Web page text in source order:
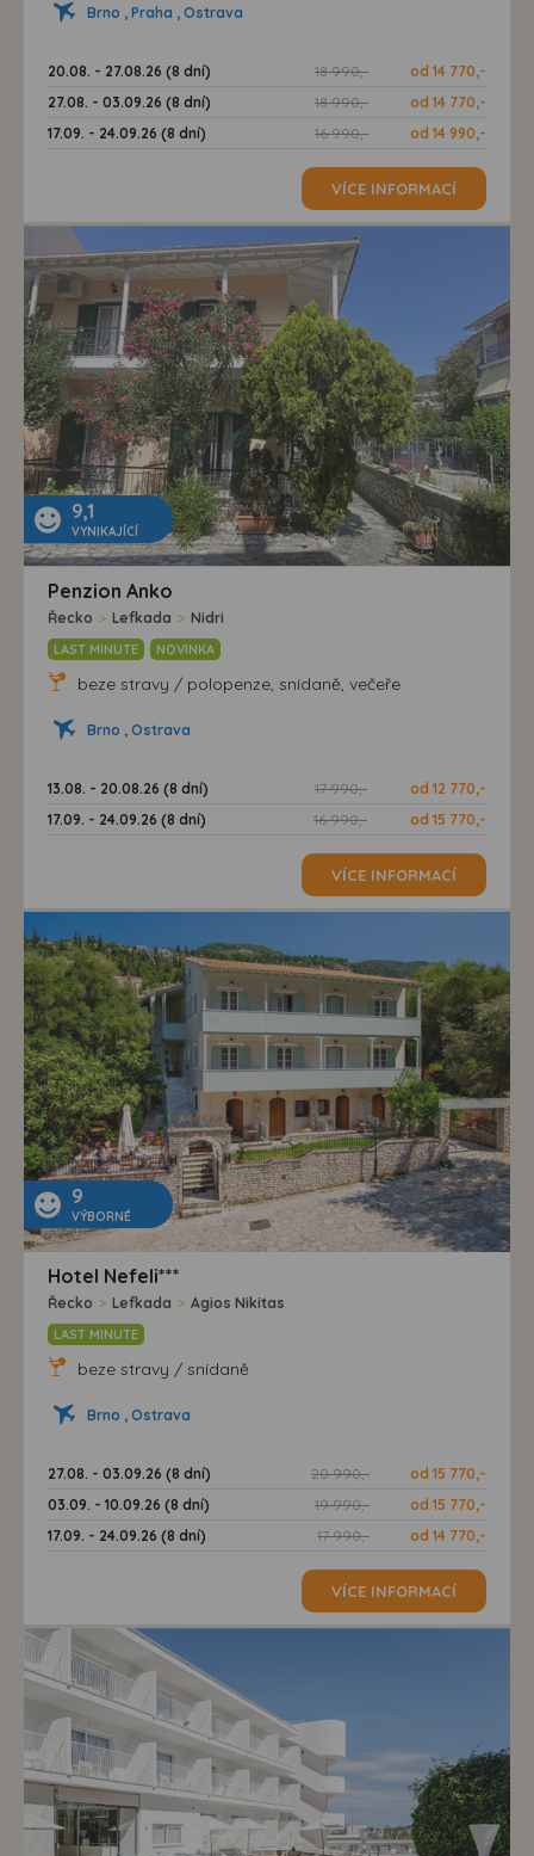
Brno , Praha , Ostrava
20.08. - 27.08.26 (8 dní) 18 990,-
od 14 770,-
27.08. - 03.09.26 (8 dní)
18 990,-
od 14 770,-
17.09. - 24.09.26 (8 dní)
16 990,- od 14 990,-
VÍCE INFORMACÍ
9,1
VYNIKAJÍCÍ
Penzion Anko
Řecko > Lefkada > Nidri
LAST MINUTE NOVINKA
beze stravy / polopenze, snídaně, večeře
Brno , Ostrava
13.08. - 20.08.26 (8 dní) 17 990,-
od 12 770,-
17.09. - 24.09.26 (8 dní)
16 990,- od 15 770,-
VÍCE INFORMACÍ
9
VÝBORNÉ
Hotel Nefeli***
Řecko > Lefkada > Agios Nikitas
LAST MINUTE
beze stravy / snídaně
Brno , Ostrava
27.08. - 03.09.26 (8 dní) 20 990,-
od 15 770,-
03.09. - 10.09.26 (8 dní)
19 990,-
od 15 770,-
17.09. - 24.09.26 (8 dní)
17 990,- od 14 770,-
VÍCE INFORMACÍ